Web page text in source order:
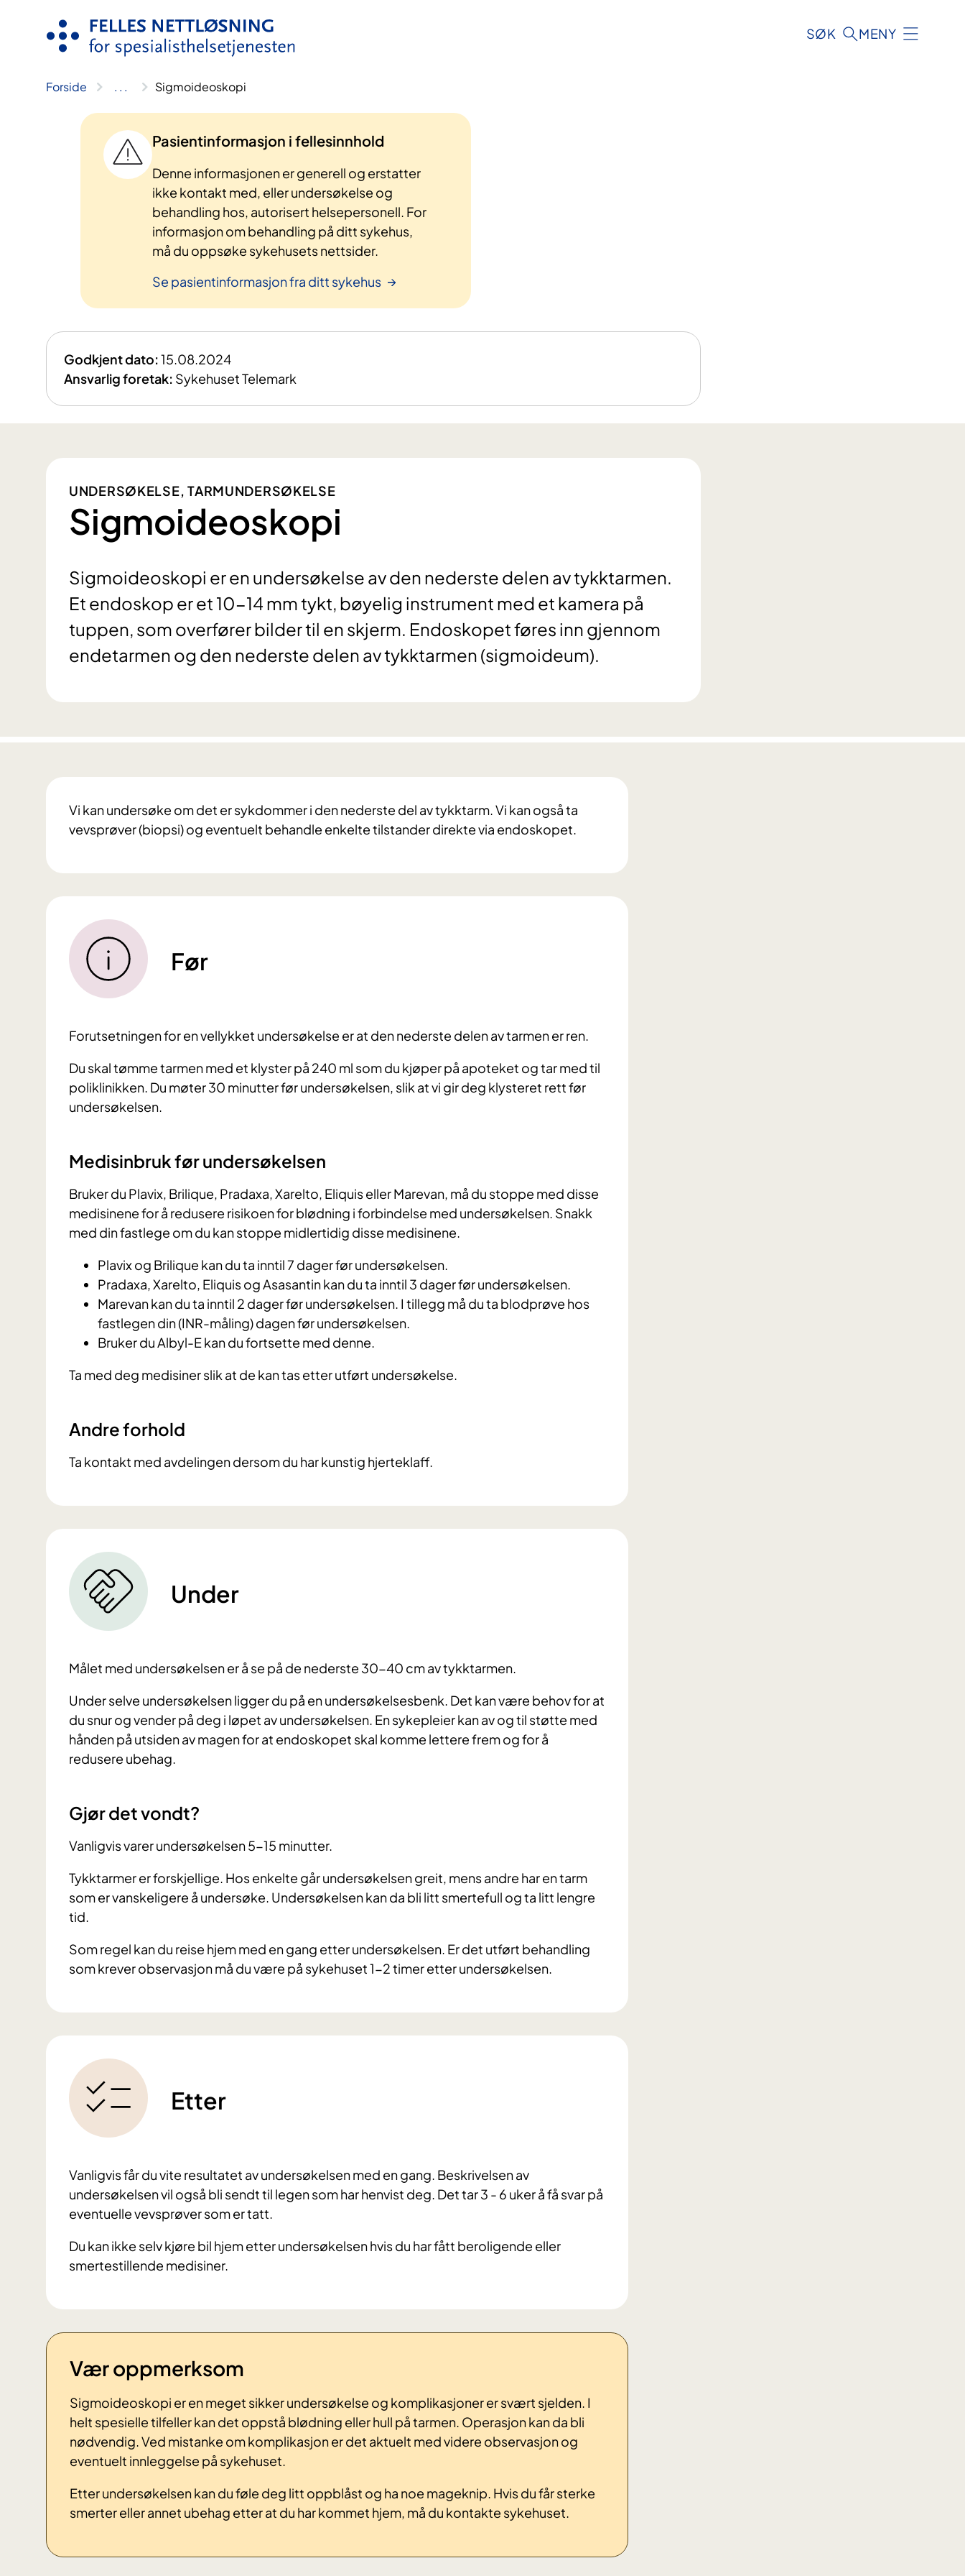
SØK MENY
Forside .. . Sigmoideoskopi
Pasientinformasjon i fellesinnhold
Denne informasjonen er generell og erstatter
ikke kontakt med, eller undersøkelse og
behandling hos, autorisert helsepersonell. For
informasjon om behandling på ditt sykehus,
må du oppsøke sykehusets nettsider.
Se pasientinformasjon fra ditt sykehus
Godkjent dato:15.08.2024
Ansvarlig foretak: Sykehuset Telemark
UNDERSØKELSE, TARMUNDERSØKELSE
Sigmoideoskopi
Sigmoideoskopi er en undersøkelse av den nederste delen av tykktarmen.
Et endoskop er et 10-14 mm tykt, bøyelig instrument med et kamera på
tuppen, som overfører bilder til en skjerm. Endoskopet føres inn gjennom
endetarmen og den nederste delen av tykktarmen (sigmoideum).
Vi kan undersøke om det er sykdommer i den nederste del av tykktarm. Vi kan også ta
vevsprøver (biopsi) og eventuelt behandle enkelte tilstander direkte via endoskopet.
Før
Forutsetningen for en vellykket undersøkelse er at den nederste delen av tarmen er ren.
Du skal tømme tarmen med et klyster på 240 ml som du kjøper på apoteket og tar med til
poliklinikken. Du møter 30 minutter før undersøkelsen, slik at vi gir deg klysteret rett før
undersøkelsen.
Medisinbruk før undersøkelsen
Bruker du Plavix, Brilique, Pradaxa, Xarelto, Eliquis eller Marevan, må du stoppe med disse
medisinene for å redusere risikoen for blødning i forbindelse med undersøkelsen. Snakk
med din fastlege om du kan stoppe midlertidig disse medisinene.
Plavix og Brilique kan du ta inntil 7 dager før undersøkelsen.
Pradaxa, Xarelto, Eliquis og Asasantin kan du ta inntil 3 dager før undersøkelsen.
Marevan kan du ta inntil 2 dager før undersøkelsen. I tillegg må du ta blodprøve hos
fastlegen din (INR-måling) dagen før undersøkelsen.
Bruker du Albyl-E kan du fortsette med denne.
Ta med deg medisiner slik at de kan tas etter utført undersøkelse.
Andre forhold
Ta kontakt med avdelingen dersom du har kunstig hjerteklaff.
Under
Målet med undersøkelsen er å se på de nederste 30-40 cm av tykktarmen.
Under selve undersøkelsen ligger du på en undersøkelsesbenk. Det kan være behov for at
du snur og vender på deg i løpet av undersøkelsen. En sykepleier kan av og til støtte med
hånden på utsiden av magen for at endoskopet skal komme lettere frem og for å
redusere ubehag.
Gjør det vondt?
Vanligvis varer undersøkelsen 5-15 minutter.
Tykktarmer er forskjellige. Hos enkelte går undersøkelsen greit, mens andre har en tarm
som er vanskeligere å undersøke. Undersøkelsen kan da bli litt smertefull og ta litt lengre
tid.
Som regel kan du reise hjem med en gang etter undersøkelsen. Er det utført behandling
som krever observasjon må du være på sykehuset 1-2 timer etter undersøkelsen.
Etter
Vanligvis får du vite resultatet av undersøkelsen med en gang. Beskrivelsen av
undersøkelsen vil også bli sendt til legen som har henvist deg. Det tar 3 - 6 uker å få svar på
eventuelle vevsprøver som er tatt.
Du kan ikke selv kjøre bil hjem etter undersøkelsen hvis du har fått beroligende eller
smertestillende medisiner.
Vær oppmerksom
Sigmoideoskopi er en meget sikker undersøkelse og komplikasjoner er svært sjelden. I
helt spesielle tilfeller kan det oppstå blødning eller hull på tarmen. Operasjon kan da bli
nødvendig. Ved mistanke om komplikasjon er det aktuelt med videre observasjon og
eventuelt innleggelse på sykehuset.
Etter undersøkelsen kan du føle deg litt oppblåst og ha noe mageknip. Hvis du får sterke
smerter eller annet ubehag etter at du har kommet hjem, må du kontakte sykehuset.